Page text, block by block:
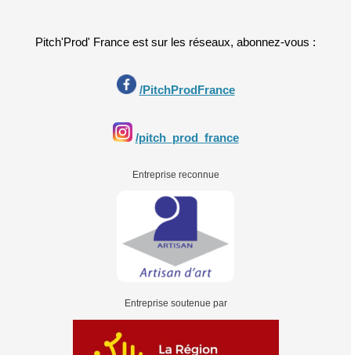
Pitch'Prod' France est sur les réseaux, abonnez-vous :
/PitchProdFrance
/pitch_prod_france
Entreprise reconnue
Entreprise soutenue par